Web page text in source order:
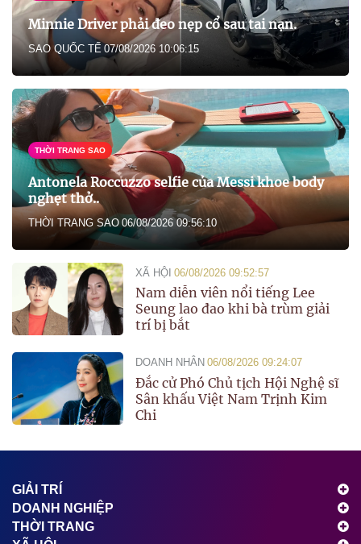
Minnie Driver phải đeo nẹp cổ sau tai nạn.
SAO QUỐC TẾ 07/08/2026 10:06:15
THỜI TRANG SAO
Antonela Roccuzzo selfie của Messi khoe body
nghẹt thở..
THỜI TRANG SAO 06/08/2026 09:56:10
XÃ HỘI 06/08/2026 09:52:57
Nam diễn viên nổi tiếng Lee
Seung lao đao khi bà trùm giải
trí bị bắt
DOANH NHÂN 06/08/2026 09:24:07
Đắc cử Phó Chủ tịch Hội Nghệ sĩ
Sân khấu Việt Nam Trịnh Kim
Chi
GIẢI TRÍ
DOANH NGHIỆP
THỜI TRANG